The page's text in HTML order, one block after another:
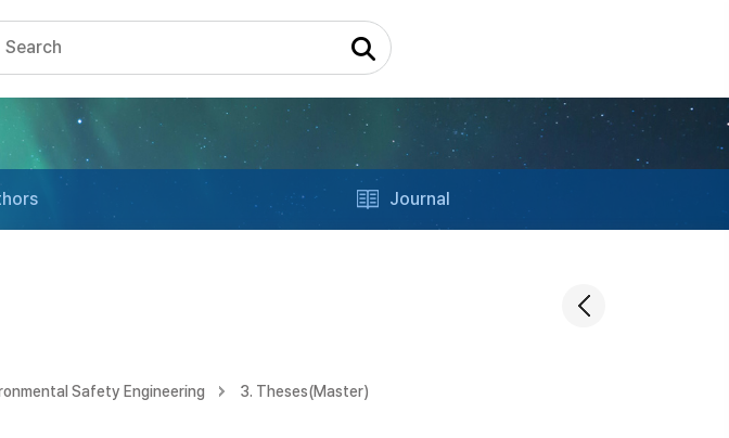
Journal
Safety Engineering 3. Theses(Master)